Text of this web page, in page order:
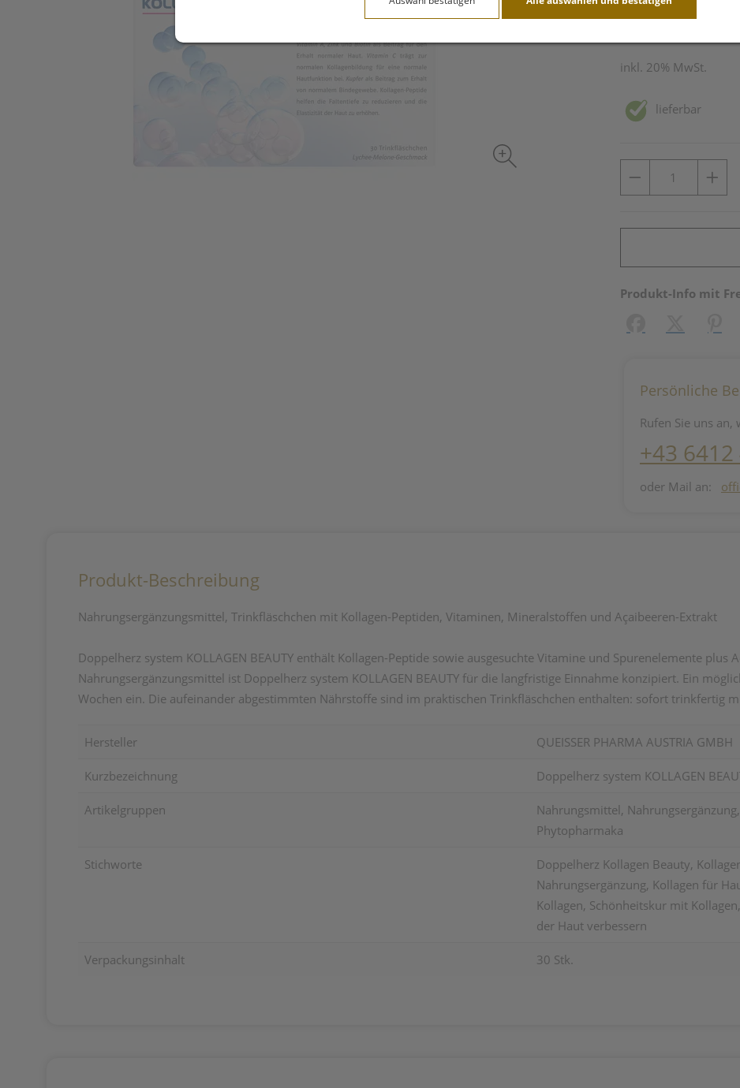
inkl. 20% MwSt.
lieferbar
Produkt-Info mit
Persönliche
Rufen Sie uns
+43
oder Mail an:
Produkt-Beschreibung
Nahrungsergänzungsmittel, Trinkfläschchen mit Kollagen-Peptiden, Vitaminen, Mineralstoffen und Açaibeeren-Extrakt
Doppelherz system KOLLAGEN BEAUTY enthält Kollagen-Peptide sowie ausgesuchte Vitamine und Spurenelemente plus
Nahrungsergänzungsmittel ist Doppelherz system KOLLAGEN BEAUTY für die langfristige Einnahme konzipiert. Ein
Wochen ein. Die aufeinander abgestimmten Nährstoffe sind im praktischen Trinkfläschchen enthalten: sofort trinkfertig
Hersteller QUEISSER PHARMA AUSTRIA GMBH
Kurzbezeichnung Doppelherz system KOLLAGEN
Artikelgruppen
Nahrungsmittel,
Phytopharmaka
Stichworte
Doppelherz Kollagen Beauty,
Nahrungsergänzung, Kollagen für
Kollagen, Schönheitskur mit
der Haut verbessern
Verpackungsinhalt 30 Stk.